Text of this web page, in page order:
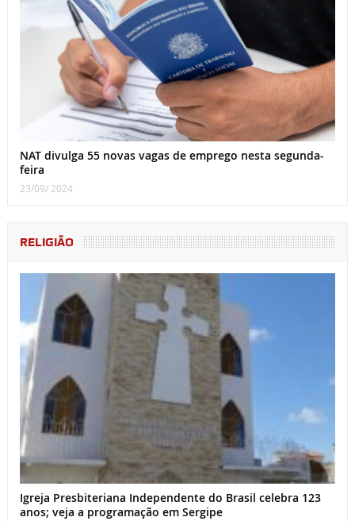
NAT divulga 55 novas vagas de emprego nesta segunda-
feira
23/09/ 2024
RELIGIÃO
Igreja Presbiteriana Independente do Brasil celebra 123
anos; veja a programação em Sergipe